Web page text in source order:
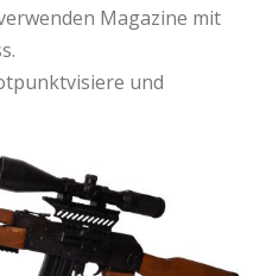
Magazine mit
und